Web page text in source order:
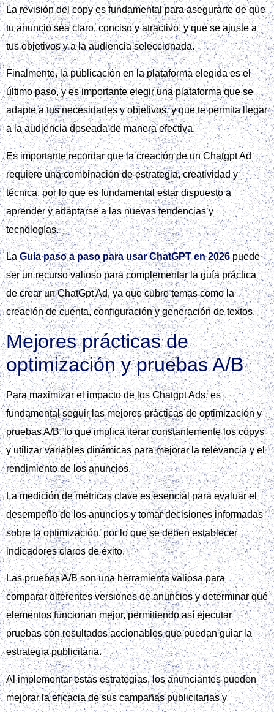
La revisión del copy es fundamental para asegurarte de que
tu anuncio sea claro, conciso y atractivo, y que se ajuste a
tus objetivos y a la audiencia seleccionada.
Finalmente, la publicación en la plataforma elegida es el
último paso, y es importante elegir una plataforma que se
adapte a tus necesidades y objetivos, y que te permita llegar
a la audiencia deseada de manera efectiva.
Es importante recordar que la creación de un Chatgpt Ad
requiere una combinación de estrategia, creatividad y
técnica, por lo que es fundamental estar dispuesto a
aprender y adaptarse a las nuevas tendencias y
tecnologías.
LaGuía paso a paso para usar ChatGPT en 2026 puede
ser un recurso valioso para complementar la guía práctica
de crear un ChatGpt Ad, ya que cubre temas como la
creación de cuenta, configuración y generación de textos.
Mejores prácticas de
optimización y pruebas A/B
Para maximizar el impacto de los Chatgpt Ads, es
fundamental seguir las mejores prácticas de optimización y
pruebas A/B, lo que implica iterar constantemente los copys
y utilizar variables dinámicas para mejorar la relevancia y el
rendimiento de los anuncios.
La medición de métricas clave es esencial para evaluar el
desempeño de los anuncios y tomar decisiones informadas
sobre la optimización, por lo que se deben establecer
indicadores claros de éxito.
Las pruebas A/B son una herramienta valiosa para
comparar diferentes versiones de anuncios y determinar qué
elementos funcionan mejor, permitiendo así ejecutar
pruebas con resultados accionables que puedan guiar la
estrategia publicitaria.
Al implementar estas estrategias, los anunciantes pueden
mejorar la eficacia de sus campañas publicitarias y